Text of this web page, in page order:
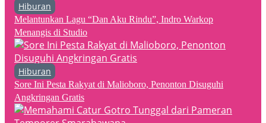
Hiburan
Melantunkan Lagu “Dan Aku Rindu”, Indro Warkop
Menangis di Studio
Hiburan
Sore Ini Pesta Rakyat di Malioboro, Penonton Disuguhi
Angkringan Gratis